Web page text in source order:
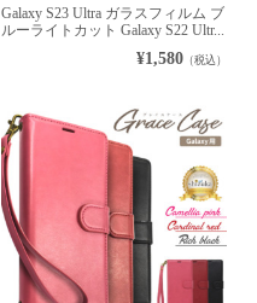
Galaxy S23 Ultra ガラスフィルム ブ
ルーライトカット Galaxy S22 Ultr...
¥1,580 （税込）